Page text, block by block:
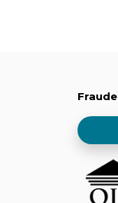
Fraude